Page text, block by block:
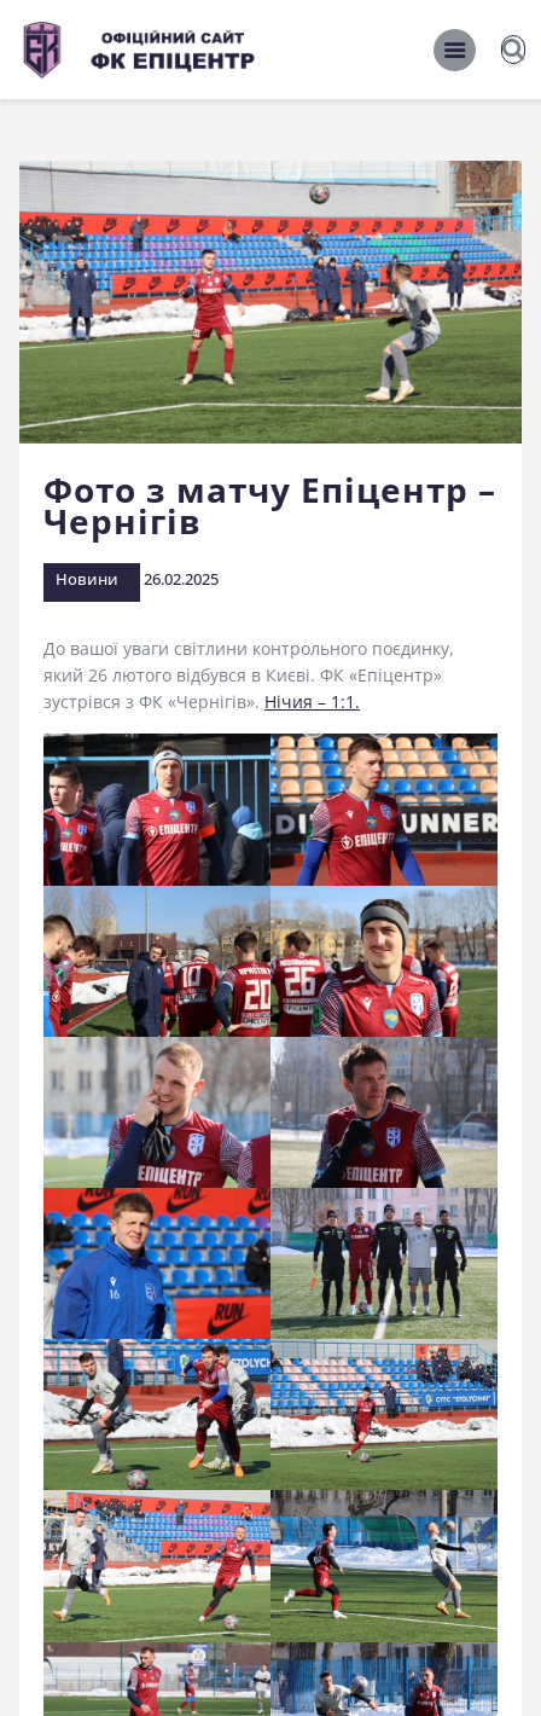
ОФІЦІЙНИЙ САЙТ ФК ЕПІЦЕНТР
ОФІЦІЙНИЙ САЙТ ФК ЕПІЦЕНТР
Головна
Новини
Команда
Матчі 2026/2027
Історія
Клуб
Фан-шоп
Правила поведінки на
стадіоні
Фото з матчу Епіцентр –
Чернігів
Новини 26.02.2025
До вашої уваги світлини контрольного поєдинку,
який 26 лютого відбувся в Києві. ФК «Епіцентр»
зустрівся з ФК «Чернігів». Нічия – 1:1.